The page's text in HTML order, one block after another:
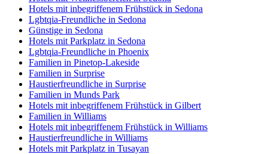
Hotels mit inbegriffenem Frühstück in Sedona
Lgbtqia-Freundliche in Sedona
Günstige in Sedona
Hotels mit Parkplatz in Sedona
Lgbtqia-Freundliche in Phoenix
Familien in Pinetop-Lakeside
Familien in Surprise
Haustierfreundliche in Surprise
Familien in Munds Park
Hotels mit inbegriffenem Frühstück in Gilbert
Familien in Williams
Hotels mit inbegriffenem Frühstück in Williams
Haustierfreundliche in Williams
Hotels mit Parkplatz in Tusayan